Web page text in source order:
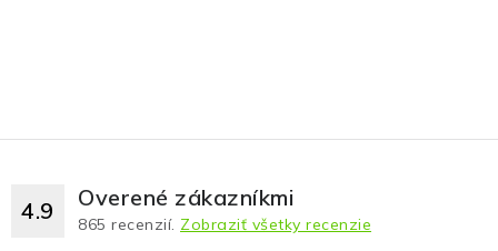
4.9 Overené zákazníkmi
865 recenzií. Zobraziť všetky recenzie